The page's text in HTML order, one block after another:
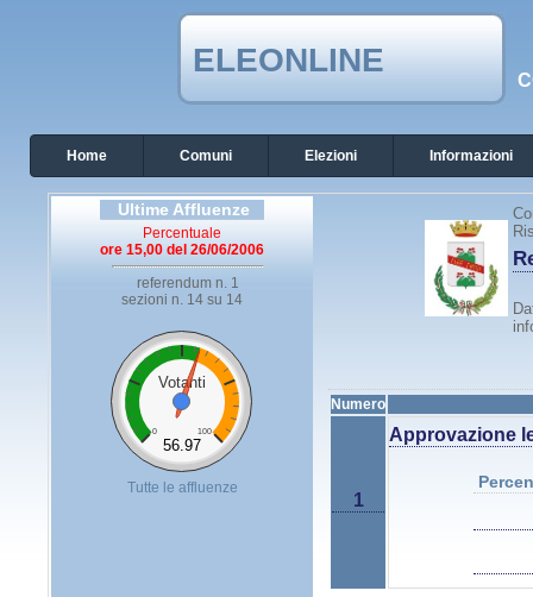
ELEONLINE
Home Comuni Elezioni Informazioni
Ultime Affluenze
Percentuale
ore 15,00 del 26/06/2006
referendum n. 1
sezioni n. 14 su 14
Votanti
0 100
56.97
Tutte le affluenze
Numero
1
Approvazione